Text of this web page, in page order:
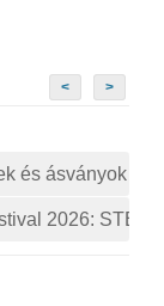
< >
és ásványok
2026: